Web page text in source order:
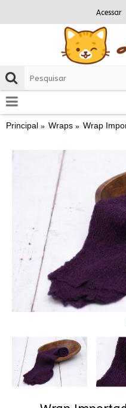
Acessar
Principal Wraps Wrap